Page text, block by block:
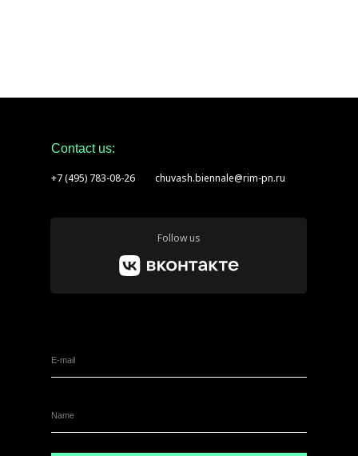
Contact us:
+7 (495) 783-08-26 chuvash.biennale@rim-pn.ru
Follow us